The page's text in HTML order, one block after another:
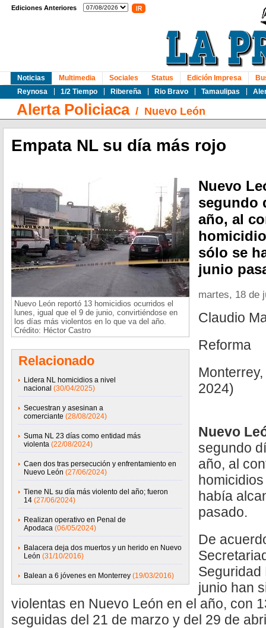
Ediciones Anteriores
Noticias
Reynosa
1/2 Tiempo Ribereña Rio Bravo Tamaulipas
Multimedia Sociales Status Edición Impresa
Alerta Policiaca/ Nuevo León
Empata NL su día más rojo
Nuevo León reportó 13 homicidios ocurridos el
lunes, igual que el 9 de junio, convirtiéndose en
los días más violentos en lo que va del año.
Crédito: Héctor Castro
Relacionado
Lidera NL homicidios a nivel
nacional (30/04/2025)
Secuestran y asesinan a
comerciante (28/08/2024)
Suma NL 23 días como entidad más
violenta (22/08/2024)
Caen dos tras persecución y enfrentamiento en
Nuevo León (27/06/2024)
Tiene NL su día más violento del año; fueron
14 (27/06/2024)
Realizan operativo en Penal de
Apodaca (06/05/2024)
Balacera deja dos muertos y un herido en Nuevo
León (31/10/2016)
Balean a 6 jóvenes en Monterrey (19/03/2016)
Nuevo
segundo
año, al
sólo se
junio
martes, 18 de
Claudio
Reforma
2024)
Nuevo
segundo
año, al
había
pasado.
De
Seguridad
junio han
violentas en Nuevo León en el año, con
seguidas del 21 de marzo y del 29 de